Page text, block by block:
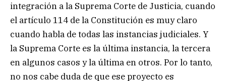
integración a la Suprema Corte de Justicia, cuando
el artículo 114 de la Constitución es muy claro
cuando habla de todas las instancias judiciales. Y
la Suprema Corte es la última instancia, la tercera
en algunos casos y la última en otros. Por lo tanto,
no nos cabe duda de que ese proyecto es